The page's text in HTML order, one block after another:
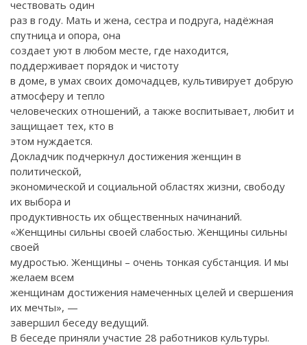
чествовать один
раз в году. Мать и жена, сестра и подруга, надёжная
спутница и опора, она
создает уют в любом месте, где находится,
поддерживает порядок и чистоту
в доме, в умах своих домочадцев, культивирует добрую
атмосферу и тепло
человеческих отношений, а также воспитывает, любит и
защищает тех, кто в
этом нуждается.
Докладчик подчеркнул достижения женщин в
политической,
экономической и социальной областях жизни, свободу
их выбора и
продуктивность их общественных начинаний.
«Женщины сильны своей слабостью. Женщины сильны
своей
мудростью. Женщины – очень тонкая субстанция. И мы
желаем всем
женщинам достижения намеченных целей и свершения
их мечты», —
завершил беседу ведущий.
В беседе приняли участие 28 работников культуры.